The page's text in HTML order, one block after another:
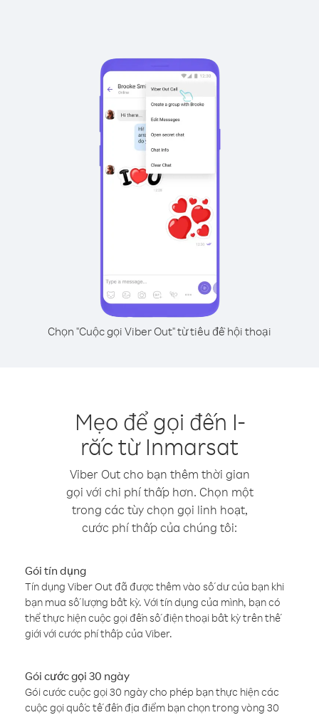
Chọn "Cuộc gọi Viber Out" từ tiêu đề hội thoại
Mẹo để gọi đến I-
rắc từ Inmarsat
Viber Out cho bạn thêm thời gian
gọi với chi phí thấp hơn. Chọn một
trong các tùy chọn gọi linh hoạt,
cước phí thấp của chúng tôi:
Gói tín dụng
Tín dụng Viber Out đã được thêm vào số dư của bạn khi
bạn mua số lượng bất kỳ. Với tín dụng của mình, bạn có
thể thực hiện cuộc gọi đến số điện thoại bất kỳ trên thế
giới với cước phí thấp của Viber.
Gói cước gọi 30 ngày
Gói cước cuộc gọi 30 ngày cho phép bạn thực hiện các
cuộc gọi quốc tế đến địa điểm bạn chọn trong vòng 30